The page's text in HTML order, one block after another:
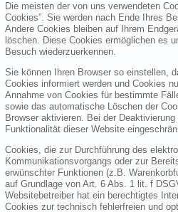
Die meisten der von uns verwendeten
Cookies”. Sie werden nach Ende Ihres
Andere Cookies bleiben auf Ihrem
löschen. Diese Cookies ermöglichen es
Besuch wiederzuerkennen.
Sie können Ihren Browser so einstellen,
Cookies informiert werden und Cookies
Annahme von Cookies für bestimmte
sowie das automatische Löschen der
Browser aktivieren. Bei der
Funktionalität dieser Website
Cookies, die zur Durchführung des
Kommunikationsvorgangs oder zur
erwünschter Funktionen (z.B.
auf Grundlage von Art. 6 Abs. 1 lit. f
Websitebetreiber hat ein berechtigtes
Cookies zur technisch fehlerfreien und